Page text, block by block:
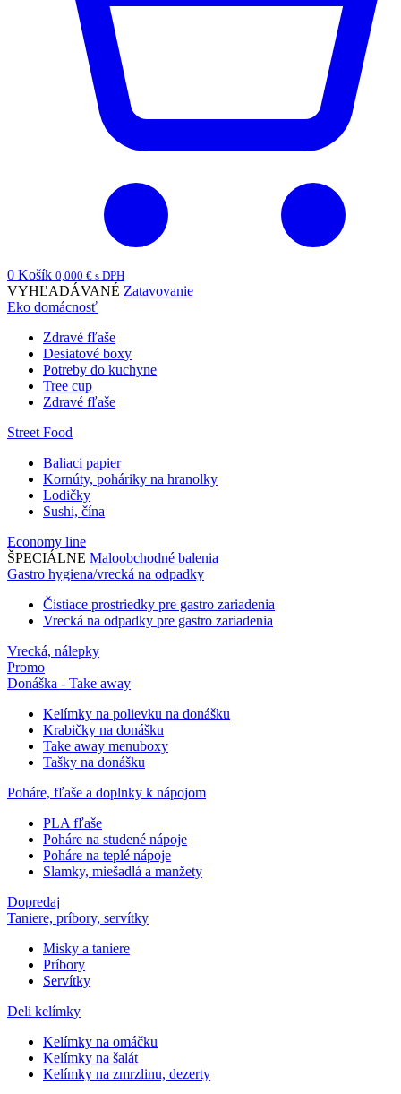
0 Košík 0,000 € s DPH
VYHĽADÁVANÉ Zatavovanie
Eko domácnosť
Zdravé fľaše
Desiatové boxy
Potreby do kuchyne
Tree cup
Zdravé fľaše
Street Food
Baliaci papier
Kornúty, poháriky na hranolky
Lodičky
Sushi, čína
Economy line
ŠPECIÁLNE Maloobchodné balenia
Gastro hygiena/vrecká na odpadky
Čistiace prostriedky pre gastro zariadenia
Vrecká na odpadky pre gastro zariadenia
Vrecká, nálepky
Promo
Donáška - Take away
Kelímky na polievku na donášku
Krabičky na donášku
Take away menuboxy
Tašky na donášku
Poháre, fľaše a doplnky k nápojom
PLA fľaše
Poháre na studené nápoje
Poháre na teplé nápoje
Slamky, miešadlá a manžety
Dopredaj
Taniere, príbory, servítky
Misky a taniere
Príbory
Servítky
Deli kelímky
Kelímky na omáčku
Kelímky na šalát
Kelímky na zmrzlinu, dezerty